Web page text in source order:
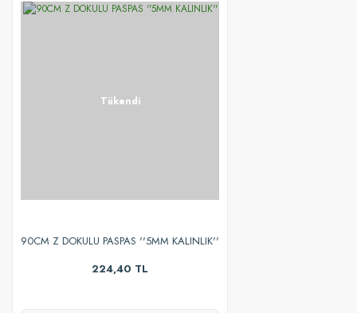
Tükendi
90CM Z DOKULU PASPAS ''5MM KALINLIK''
224,40 TL